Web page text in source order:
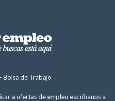
Bolsa de Trabajo
a ofertas de empleo escríbanos a